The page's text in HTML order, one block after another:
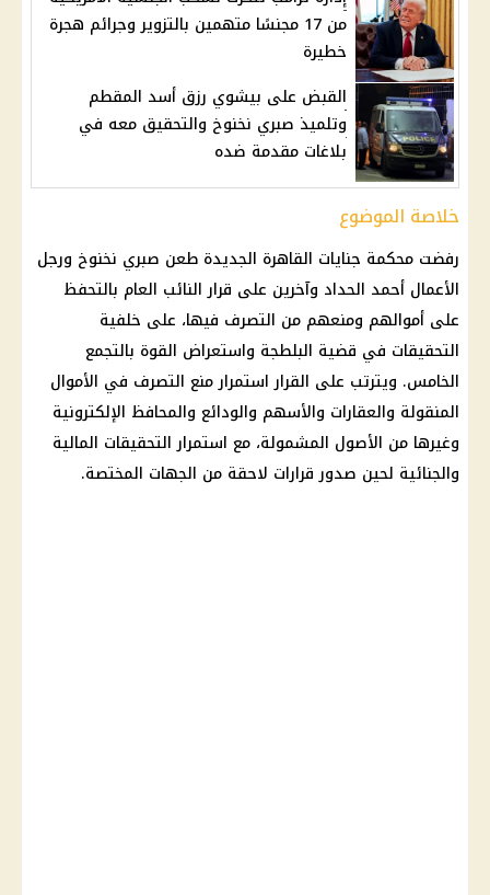
من 17 مجنسًا متهمين بالتزوير وجرائم هجرة
خطيرة
القبض على بيشوي رزق أسد المقطم
وتلميذ صبري نخنوخ والتحقيق معه في
بلاغات مقدمة ضده
خلاصة الموضوع
رفضت محكمة جنايات القاهرة الجديدة طعن صبري نخنوخ ورجل
الأعمال أحمد الحداد وآخرين على قرار النائب العام بالتحفظ
على أموالهم ومنعهم من التصرف فيها، على خلفية
التحقيقات في قضية البلطجة واستعراض القوة بالتجمع
الخامس. ويترتب على القرار استمرارمنع التصرف في الأموال
المنقولة والعقارات والأسهم والودائع والمحافظ الإلكترونية
وغيرها من الأصول المشمولة، مع استمرارالتحقيقات المالية
والجنائية لحين صدور قرارات لاحقة من الجهات المختصة.